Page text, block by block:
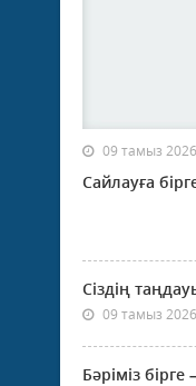
09 тамыз
Сайлауға
Сіздің
09 тамыз
Бәріміз